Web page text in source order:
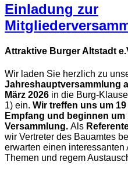
Einladung zur
Attraktive Burger Altstadt
Wir laden Sie herzlich zu
Jahreshauptversammlung
März 2026 in die Burg-
1) ein. Wir treffen uns um
Empfang und beginnen um
Versammlung. Als
wir Vertreter des Bauamtes
erwarten einen interessanten
Themen und regem